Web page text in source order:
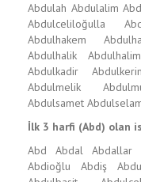
Abdulah Abdulalim
Abdulceliloğulla
Abdulhakem
Abdulhalik
Abdulhalim
Abdulkadir
Abdulmelik
Abdulsamet
İlk 3 harfi (Abd) olan
Abd
Abdal Abdallar
Abdioğlu
Abdiş